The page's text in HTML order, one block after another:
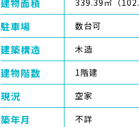
建物面積 339.39㎡（
駐車場 数台可
建築構造 木造
建物階数 1階建
現況 空家
築年月 不詳